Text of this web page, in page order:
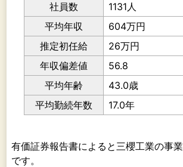
社員数
1131人
平均年収
604万円
推定初任給
26万円
年収偏差値
56.8
平均年齢
43.0歳
平均勤続年数
17.0年
有価証券報告書によると三櫻工業の事
です。